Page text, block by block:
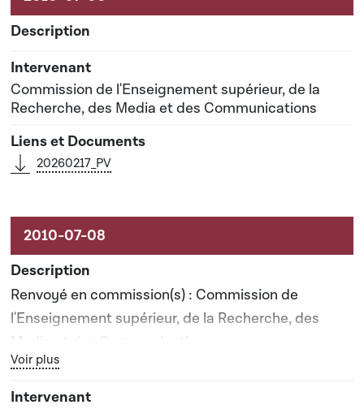
Commission de l'Enseignement supérieur, de la
Recherche, des Media et des Communications
20260217_PV
Renvoyé en commission(s) : Commission de
l'Enseignement supérieur, de la Recherche, des
Media et des Communications
Rapporteur(s) : Madame Sylvie Duval
Bouton graphique servant à afficher ou cacher tous les
Voir plus